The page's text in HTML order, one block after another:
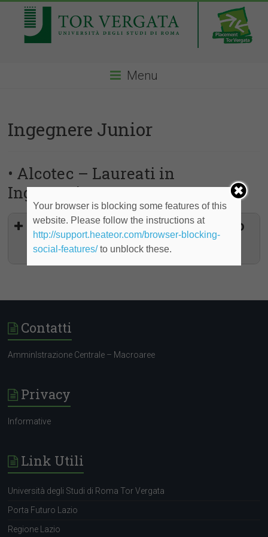
Menu
Ingegnere Junior
• Alcotec – Laureati in
Ingegneria
Ingegnere Junior per affiancamento
al responsabile di zona nella
gestione delle attività - Stage
Contatti
AmminIstrazione Centrale – Macroaree
Privacy
Informative
Link Utili
Università degli Studi di Roma Tor Vergata
Porta Futuro Lazio
Regione Lazio
Your browser is blocking some features of this
website. Please follow the instructions at
http://support.heateor.com/browser-blocking-
social-features/to unblock these.